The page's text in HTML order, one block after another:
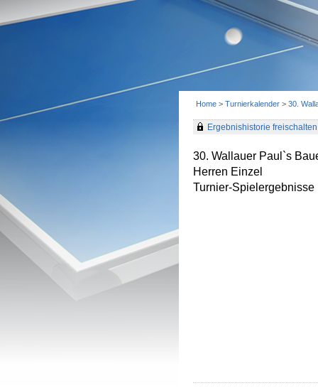
Home > Turnierkalender > 30.
Ergebnishistorie freischalten
30. Wallauer Paul`s
Herren Einzel
Turnier-Spielergebnisse